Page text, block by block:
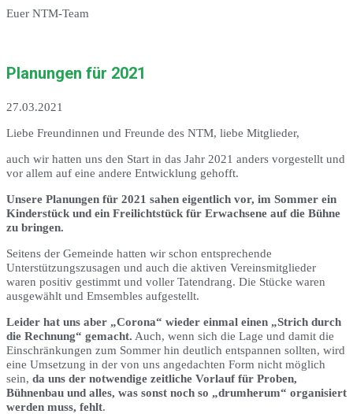
Euer NTM-Team
Planungen für 2021
27.03.2021
Liebe Freundinnen und Freunde des NTM, liebe Mitglieder,
auch wir hatten uns den Start in das Jahr 2021 anders vorgestellt und
vor allem auf eine andere Entwicklung gehofft.
Unsere Planungen für 2021 sahen eigentlich vor, im Sommer ein
Kinderstück und ein Freilichtstück für Erwachsene auf die Bühne
zu bringen.
Seitens der Gemeinde hatten wir schon entsprechende
Unterstützungszusagen und auch die aktiven Vereinsmitglieder
waren positiv gestimmt und voller Tatendrang. Die Stücke waren
ausgewählt und Emsembles aufgestellt.
Leider hat uns aber „Corona“ wieder einmal einen „Strich durch
die Rechnung“ gemacht. Auch, wenn sich die Lage und damit die
Einschränkungen zum Sommer hin deutlich entspannen sollten, wird
eine Umsetzung in der von uns angedachten Form nicht möglich
sein, da uns der notwendige zeitliche Vorlauf für Proben,
Bühnenbau und alles, was sonst noch so „drumherum“ organisiert
werden muss, fehlt.